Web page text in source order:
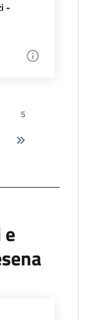
-
5